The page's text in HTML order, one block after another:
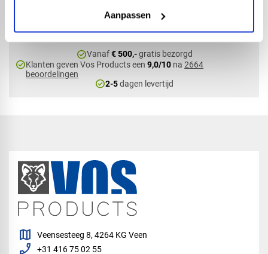
Aanpassen
check_circleVanaf€ 500,-gratis bezorgd
check_circleKlanten geven Vos Products een9,0/10 na2664
beoordelingen
check_circle2-5dagen levertijd
map Veensesteeg 8, 4264 KG Veen
phone_enabled +31 416 75 02 55